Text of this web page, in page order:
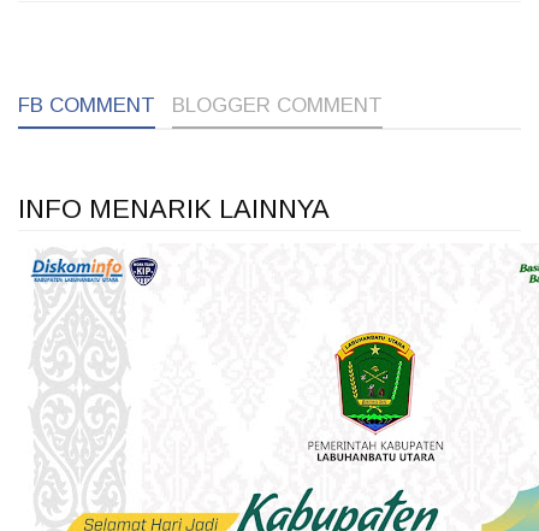
FB COMMENT BLOGGER COMMENT
INFO MENARIK LAINNYA